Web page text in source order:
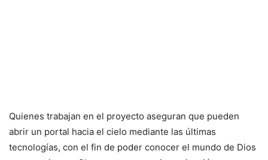
Quienes trabajan en el proyecto aseguran que pueden
abrir un portal hacia el cielo mediante las últimas
tecnologías, con el fin de poder conocer el mundo de Dios